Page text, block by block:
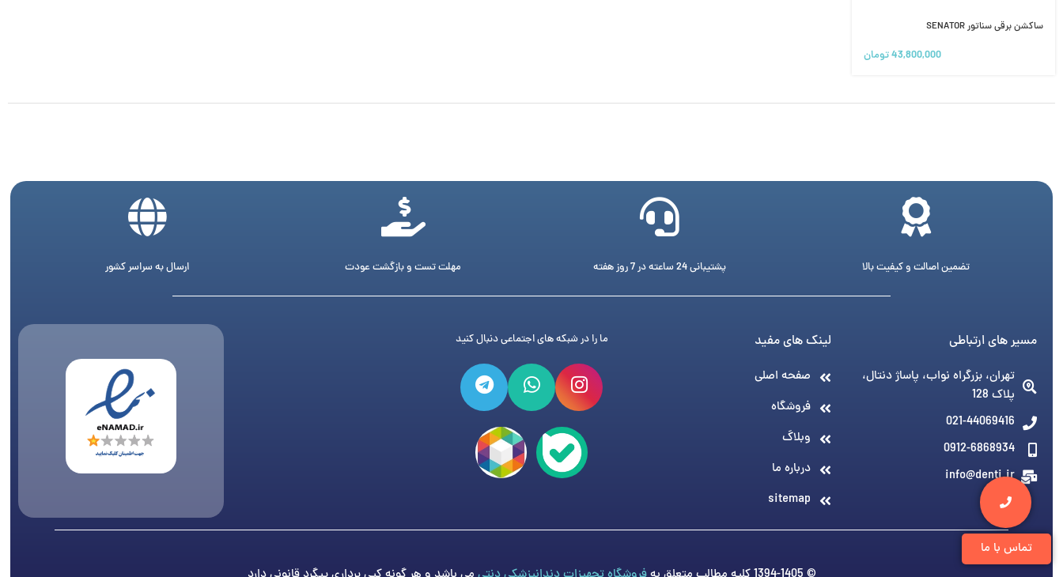
ساکشن برقی سناتور SENATOR
43,800,000تومان
تماس با ما
تضمین اصالت و کیفیت بالا پشتیبانی 24 ساعته در 7 روز هفته مهلت تست و بازگشت عودت ارسال به سراسر کشور
مسیر های ارتباطی
تهران، بزرگراه نواب، پاساژ دنتال،
پلاک 128
021-44069416
0912-6868934
info@denti.ir
لینک های مفید
صفحه اصلی
فروشگاه
وبلاگ
درباره ما
sitemap
ما را در شبکه های اجتماعی دنبال کنید